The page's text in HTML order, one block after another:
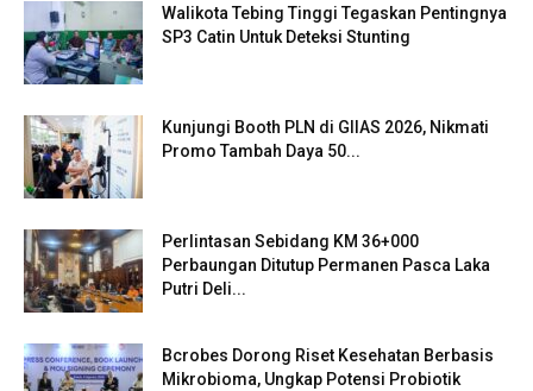
Walikota Tebing Tinggi Tegaskan Pentingnya
SP3 Catin Untuk Deteksi Stunting
Kunjungi Booth PLN di GIIAS 2026, Nikmati
Promo Tambah Daya 50...
Perlintasan Sebidang KM 36+000
Perbaungan Ditutup Permanen Pasca Laka
Putri Deli...
Bcrobes Dorong Riset Kesehatan Berbasis
Mikrobioma, Ungkap Potensi Probiotik